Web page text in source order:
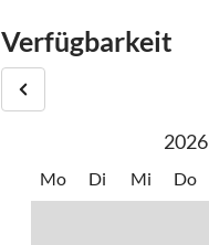
Verfügbarkeit
2026
Mo Di Mi Do